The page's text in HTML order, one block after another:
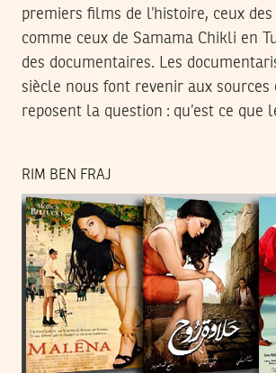
premiers films de l’histoire, ceux
comme ceux de Samama Chikli en
des documentaires. Les
siècle nous font revenir aux sources
reposent la question : qu’est ce que
RIM BEN FRAJ